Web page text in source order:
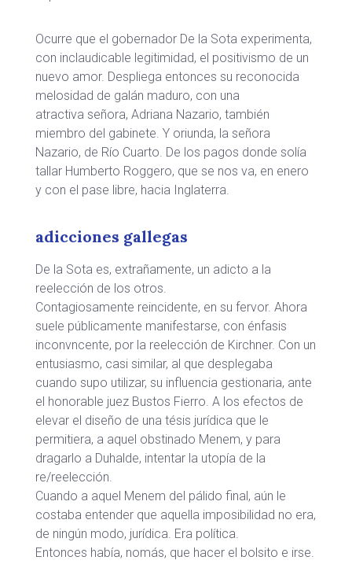
Ocurre que el gobernador De la Sota experimenta,
con inclaudicable legitimidad, el positivismo de un
nuevo amor. Despliega entonces su reconocida
melosidad de galán maduro, con una
atractiva señora, Adriana Nazario, también
miembro del gabinete. Y oriunda, la señora
Nazario, de Río Cuarto. De los pagos donde solía
tallar Humberto Roggero, que se nos va, en enero
y con el pase libre, hacia Inglaterra.
adicciones gallegas
De la Sota es, extrañamente, un adicto a la
reelección de los otros.
Contagiosamente reincidente, en su fervor. Ahora
suele públicamente manifestarse, con énfasis
inconvncente, por la reelección de Kirchner. Con un
entusiasmo, casi similar, al que desplegaba
cuando supo utilizar, su influencia gestionaria, ante
el honorable juez Bustos Fierro. A los efectos de
elevar el diseño de una tésis jurídica que le
permitiera, a aquel obstinado Menem, y para
dragarlo a Duhalde, intentar la utopía de la
re/reelección.
Cuando a aquel Menem del pálido final, aún le
costaba entender que aquella imposibilidad no era,
de ningún modo, jurídica. Era política.
Entonces había, nomás, que hacer el bolsito e irse.